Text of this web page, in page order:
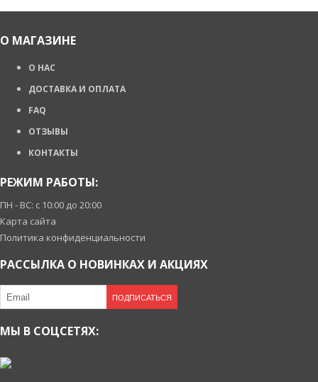
О МАГАЗИНЕ
О НАС
ДОСТАВКА И ОПЛАТА
FAQ
ОТЗЫВЫ
КОНТАКТЫ
РЕЖИМ РАБОТЫ:
ПН - ВС: с 10:00 до 20:00
Карта сайта
Политика конфиденциальности
РАССЫЛКА О НОВИНКАХ И АКЦИЯХ
ПОДПИСАТЬСЯ
МЫ В СОЦСЕТЯХ: